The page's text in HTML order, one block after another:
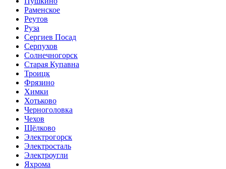
Раменское
Реутов
Руза
Сергиев Посад
Серпухов
Солнечногорск
Старая Купавна
Троицк
Фрязино
Химки
Хотьково
Черноголовка
Чехов
Щёлково
Электрогорск
Электросталь
Электроугли
Яхрома